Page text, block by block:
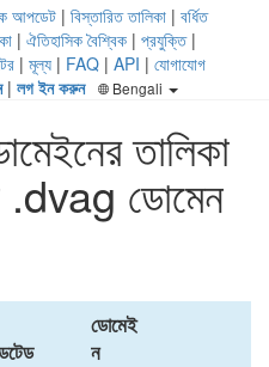
আপডেট | বিস্তারিত তালিকা | বর্ধিত
| ঐতিহাসিক বৈশ্বিক | প্রযুক্তি|
| মূল্য | FAQ | API | যোগাযোগ
| লগ ইন করুন Bengali
তালিকা
ডোমেন
ডোমেই
ন